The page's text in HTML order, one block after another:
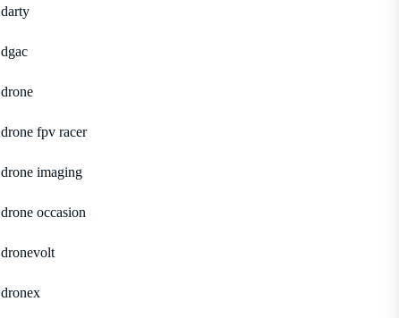
darty
dgac
drone
drone fpv racer
drone imaging
drone occasion
dronevolt
dronex